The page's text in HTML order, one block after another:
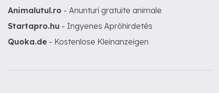
Animalutul.ro - Anunturi gratuite animale
Startapro.hu - Ingyenes Apróhirdetés
Quoka.de - Kostenlose Kleinanzeigen